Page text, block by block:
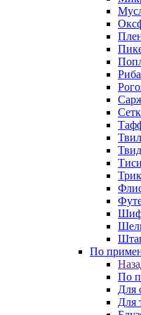
Твил
Тиси
По
По
Для
Для